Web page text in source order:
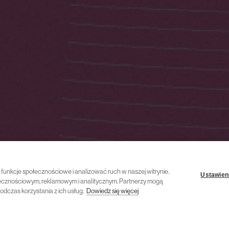
społecznościowe i analizować ruch w naszej witrynie.
reklamowym i analitycznym. Partnerzy mogą
korzystania z ich usług. Dowiedz się więcej